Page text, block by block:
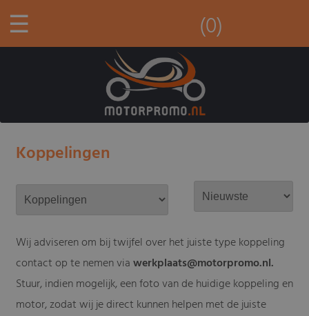
☰ (0)
Koppelingen
Wij adviseren om bij twijfel over het juiste type koppeling
contact op te nemen viawerkplaats@motorpromo.nl.
Stuur, indien mogelijk, een foto van de huidige koppeling en
motor, zodat wij je direct kunnen helpen met de juiste